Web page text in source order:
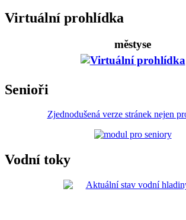
Virtuální prohlídka
městyse
Senioři
Zjednodušená verze stránek nejen
Vodní toky